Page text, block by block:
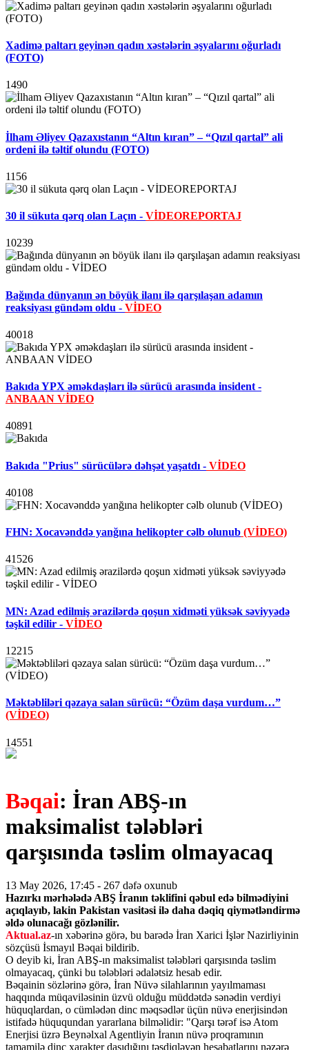
Xadimə paltarı geyinən qadın xəstələrin əşyalarını oğurladı
(FOTO)
1490
İlham Əliyev Qazaxıstanın “Altın kıran” – “Qızıl qartal” ali
ordeni ilə təltif olundu (FOTO)
1156
30 il sükuta qərq olan Laçın - VİDEOREPORTAJ
10239
Bağında dünyanın ən böyük ilanı ilə qarşılaşan adamın
reaksiyası gündəm oldu - VİDEO
40018
Bakıda YPX əməkdaşları ilə sürücü arasında insident -
ANBAAN VİDEO
40891
Bakıda "Prius" sürücülərə dəhşət yaşatdı - VİDEO
40108
FHN: Xocavənddə yanğına helikopter cəlb olunub (VİDEO)
41526
MN: Azad edilmiş ərazilərdə qoşun xidməti yüksək səviyyədə
təşkil edilir - VİDEO
12215
Məktəbliləri qəzaya salan sürücü: “Özüm daşa vurdum…”
(VİDEO)
14551
Bəqai: İran ABŞ-ın
maksimalist tələbləri
qarşısında təslim olmayacaq
13 May 2026, 17:45 - 267 dəfə oxunub
Hazırkı mərhələdə ABŞ İranın təklifini qəbul edə bilmədiyini
açıqlayıb, lakin Pakistan vasitəsi ilə daha dəqiq qiymətləndirmə
əldə olunacağı gözlənilir.
Aktual.az-ın xəbərinə görə, bu barədə İran Xarici İşlər Nazirliyinin
sözçüsü İsmayıl Bəqai bildirib.
O deyib ki, İran ABŞ-ın maksimalist tələbləri qarşısında təslim
olmayacaq, çünki bu tələbləri ədalətsiz hesab edir.
Bəqainin sözlərinə görə, İran Nüvə silahlarının yayılmaması
haqqında müqaviləsinin üzvü olduğu müddətdə sənədin verdiyi
hüquqlardan, o cümlədən dinc məqsədlər üçün nüvə enerjisindən
istifadə hüququndan yararlana bilməlidir: "Qarşı tərəf isə Atom
Enerjisi üzrə Beynəlxal Agentliyin İranın nüvə proqramının
tamamilə dinc xarakter daşıdığını təsdiqləyən hesabatlarını nəzərə